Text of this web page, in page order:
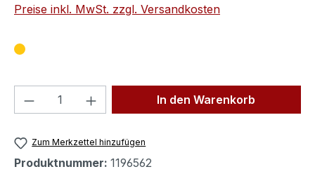
Preise inkl. MwSt. zzgl. Versandkosten
Produkt Anzahl: Gib denIn den Warenkorb
Zum Merkzettel hinzufügen
Produktnummer: 1196562